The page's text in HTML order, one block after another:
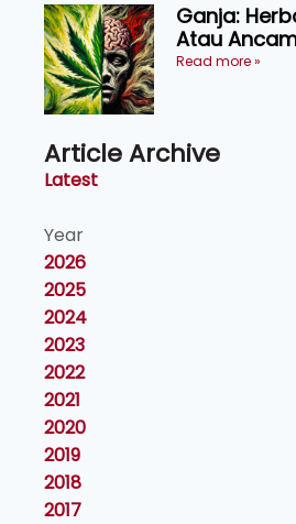
Ganja:
Atau
Read more »
Article Archive
Latest
Year
2026
2025
2024
2023
2022
2021
2020
2019
2018
2017